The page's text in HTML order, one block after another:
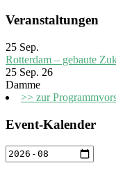
Veranstaltungen
25 Sep.
Rotterdam – gebaute
25 Sep. 26
Damme
>> zur
Event-Kalender